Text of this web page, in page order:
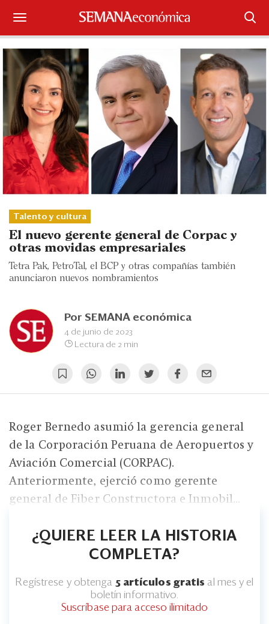
Suscríbase
Iniciar sesión
Portada
¿Qué está pasando?
Sectores y Empresas
Management
Economía y Finanzas
Legal y Política
Eventos
Ranking CEO
Edición Impresa
Talento y cultura
El nuevo gerente general de Corpac y
otras movidas empresariales
Tetra Pak, PetroTal, el BCP y otras compañías también
anunciaron nuevos nombramientos
Por SEMANA económica
4 de junio de 2023
Lectura de 2 min
Roger Bernedo asumió la gerencia general
de la Corporación Peruana de Aeropuertos y
Aviación Comercial (CORPAC).
Anteriormente, ejerció como gerente
general de Fiber Constructora e Inmobil...
¿QUIERE LEER LA HISTORIA
COMPLETA?
Regístrese y obtenga 5 artículos gratis al mes y el
boletín informativo.
Suscríbase para acceso ilimitado